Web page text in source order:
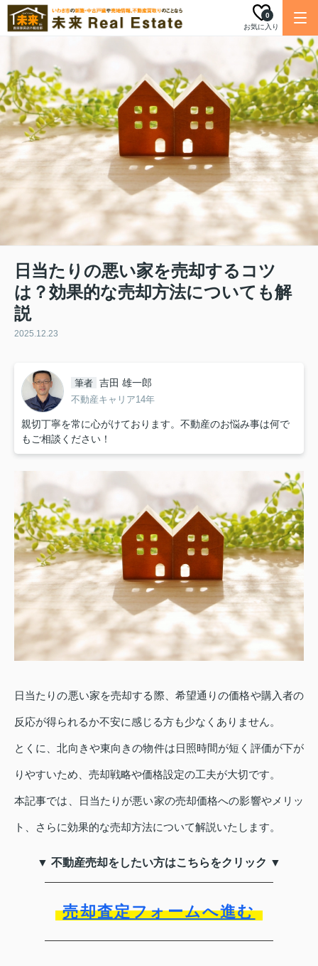
お気に入り
0
日当たりの悪い家を売却するコツ
は？効果的な売却方法についても解
説
2025.12.23
筆者 吉田 雄一郎
不動産キャリア14年
親切丁寧を常に心がけております。不動産のお悩み事は何で
もご相談ください！
日当たりの悪い家を売却する際、希望通りの価格や購入者の
反応が得られるか不安に感じる方も少なくありません。
とくに、北向きや東向きの物件は日照時間が短く評価が下が
りやすいため、売却戦略や価格設定の工夫が大切です。
本記事では、日当たりが悪い家の売却価格への影響やメリッ
ト、さらに効果的な売却方法について解説いたします。
▼ 不動産売却をしたい方はこちらをクリック ▼
売却査定フォームへ進む